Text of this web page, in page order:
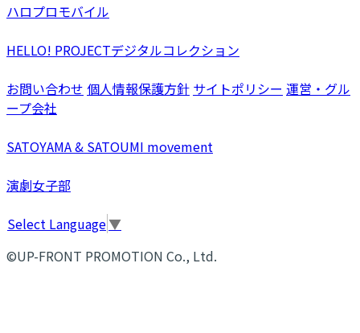
ハロプロモバイル
HELLO! PROJECTデジタルコレクション
お問い合わせ 個人情報保護方針 サイトポリシー 運営・グル
ープ会社
SATOYAMA & SATOUMI movement
演劇女子部
Select Language▼
©UP-FRONT PROMOTION Co., Ltd.